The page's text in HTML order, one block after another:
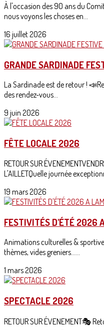
À l'occasion des 90 ans du
nous voyons les choses en...
16 juillet 2026
GRANDE SARDINADE
La Sardinade est de retour !
des rendez-vous...
9 juin 2026
FÊTE LOCALE 2026
RETOUR SUR
L'AILLETQuelle journée
19 mars 2026
FESTIVITÉS D'ÉTÉ 2026
Animations culturelles &
thèmes, vides greniers......
1 mars 2026
SPECTACLE 2026
RETOUR SUR ÉVENEMENT🎭